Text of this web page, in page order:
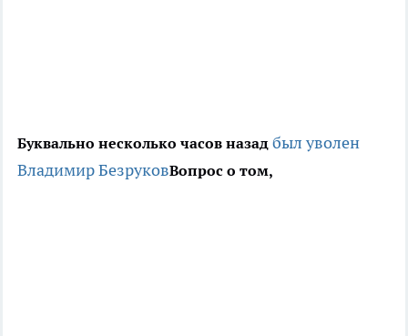
Буквально несколько часов назад был уволен
Владимир БезруковВопрос о том,